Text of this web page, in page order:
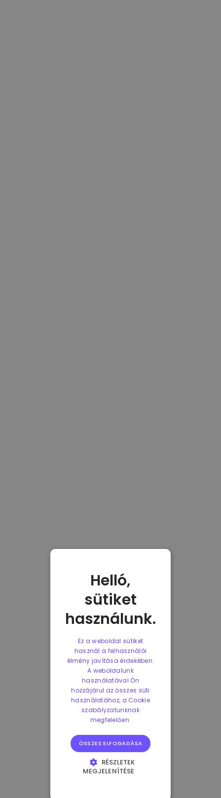
Helló,
sütiket
használunk.
Ez a weboldal sütiket
használ a felhasználói
élmény javítása érdekében.
A weboldalunk
használatával Ön
hozzájárul az összes süti
használatához, a Cookie
szabályzatunknak
megfelelően.
ÖSSZES ELFOGADÁSA
RÉSZLETEK
MEGJELENÍTÉSE